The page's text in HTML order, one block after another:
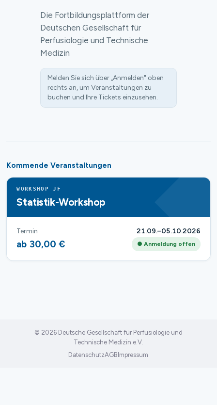
Die Fortbildungsplattform der
Deutschen Gesellschaft für
Perfusiologie und Technische
Medizin
Melden Sie sich über „Anmelden" oben
rechts an, um Veranstaltungen zu
buchen und Ihre Tickets einzusehen.
Kommende Veranstaltungen
WORKSHOP JF
Statistik-Workshop
Termin 21.09.–05.10.2026
ab 30,00 € ● Anmeldung offen
© 2026 Deutsche Gesellschaft für Perfusiologie und
Technische Medizin e.V.
DatenschutzAGB Impressum